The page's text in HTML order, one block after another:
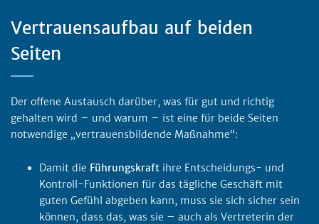
Vertrauensaufbau auf beiden
Seiten
Der offene Austausch darüber, was für gut und richtig
gehalten wird – und warum – ist eine für beide Seiten
notwendige „vertrauensbildende Maßnahme“:
Damit die Führungskraft ihre Entscheidungs- und
Kontroll-Funktionen für das tägliche Geschäft mit
guten Gefühl abgeben kann, muss sie sich sicher sein
können, dass das, was sie – auch als Vertreterin der